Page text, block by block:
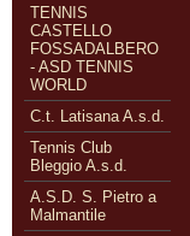
TENNIS
CASTELLO
FOSSADALBERO
- ASD TENNIS
WORLD
C.t. Latisana A.s.d.
Tennis Club
Bleggio A.s.d.
A.S.D. S. Pietro a
Malmantile